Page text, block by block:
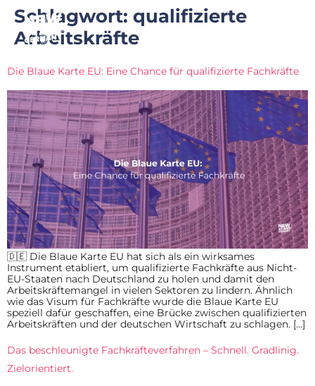
Schlagwort: qualifizierte
Arbeitskräfte
Die Blaue Karte EU: Eine Chance für qualifizierte Fachkräfte
🇩🇪 Die Blaue Karte EU hat sich als ein wirksames
Instrument etabliert, um qualifizierte Fachkräfte aus Nicht-
EU-Staaten nach Deutschland zu holen und damit den
Arbeitskräftemangel in vielen Sektoren zu lindern. Ähnlich
wie das Visum für Fachkräfte wurde die Blaue Karte EU
speziell dafür geschaffen, eine Brücke zwischen qualifizierten
Arbeitskräften und der deutschen Wirtschaft zu schlagen. […]
Das beschleunigte Fachkräfteverfahren – Schnell. Gradlinig.
Zielorientiert.